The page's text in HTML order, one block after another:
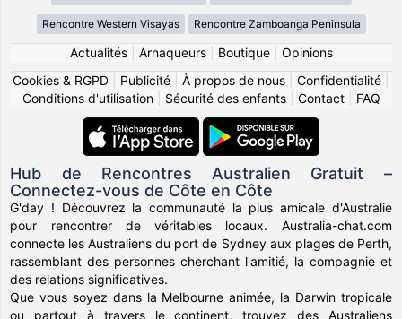
Rencontre Western Visayas Rencontre Zamboanga Peninsula
Actualités| Arnaqueurs| Boutique| Opinions
Cookies & RGPD
Publicité À propos de nous Confidentialité
Conditions d'utilisation| Sécurité des enfants| Contact| FAQ
Hub de Rencontres Australien Gratuit –
Connectez-vous de Côte en Côte
G'day ! Découvrez la communauté la plus amicale d'Australie
pour rencontrer de véritables locaux. Australia-chat.com
connecte les Australiens du port de Sydney aux plages de Perth,
rassemblant des personnes cherchant l'amitié, la compagnie et
des relations significatives.
Que vous soyez dans la Melbourne animée, la Darwin tropicale
ou partout à travers le continent, trouvez des Australiens